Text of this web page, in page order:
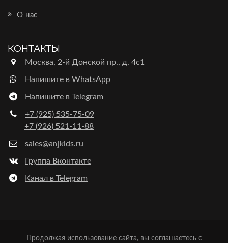
О нас
КОНТАКТЫ
Москва, 2-й Донской пр., д. 4с1
Напишите в WhatsApp
Напишите в Telegram
+7 (925) 535-75-09
+7 (926) 521-11-88
sales@anjkids.ru
Группа Вконтакте
Канал в Telegram
Продолжая использование сайта, вы соглашаетесь с